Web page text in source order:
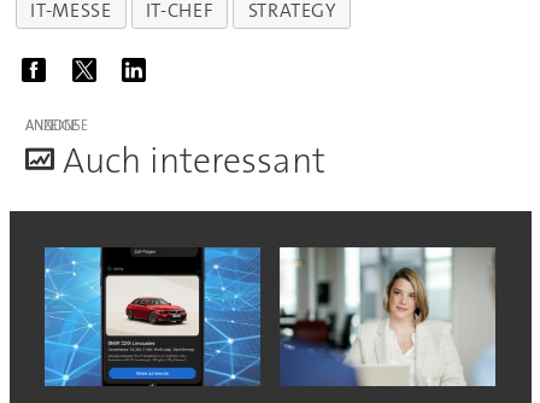
IT-MESSE
IT-CHEF STRATEGY
ANZEIGE
Auch interessant